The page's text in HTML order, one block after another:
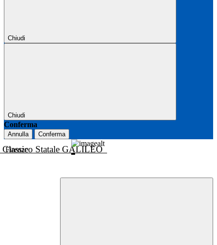
Chiudi
Chiudi
Conferma
Annulla Conferma
Classico Statale GALILEO
Firenze